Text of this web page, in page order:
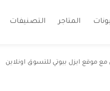
المتاجر التصنيفات
مع موقع ايزل بيوتي للتسوق اونلاين